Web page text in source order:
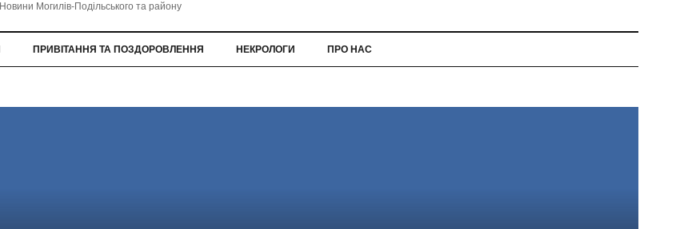
Новини Могилів-Подільського та району
ПРИВІТАННЯ ТА ПОЗДОРОВЛЕННЯ НЕКРОЛОГИ ПРО НАС